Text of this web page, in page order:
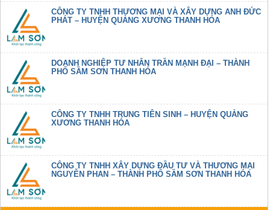
CÔNG TY TNHH THƯƠNG MẠI VÀ XÂY DỰNG ANH ĐỨC
PHÁT – HUYỆN QUẢNG XƯƠNG THANH HÓA
DOANH NGHIỆP TƯ NHÂN TRẦN MẠNH ĐẠI – THÀNH
PHỐ SẦM SƠN THANH HÓA
CÔNG TY TNHH TRUNG TIÊN SINH – HUYỆN QUẢNG
XƯƠNG THANH HÓA
CÔNG TY TNHH XÂY DỰNG ĐẦU TƯ VÀ THƯƠNG MẠI
NGUYỄN PHAN – THÀNH PHỐ SẦM SƠN THANH HÓA